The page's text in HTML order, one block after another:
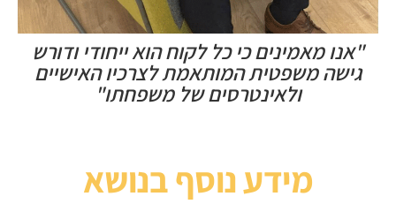
"אנו מאמינים כי כל לקוח הוא ייחודי ודורש
גישה משפטית המותאמת לצרכיו האישיים
ולאינטרסים של משפחתו"
מידע נוסף בנושא